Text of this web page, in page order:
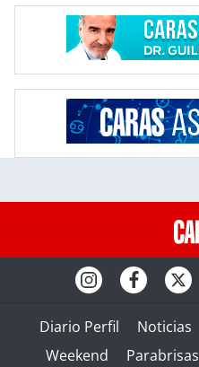
Diario Perfil Noticias
Weekend
Parabrisas